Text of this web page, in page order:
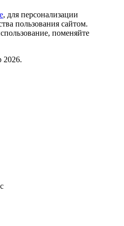
, для персонализации
пользования сайтом.
поменяйте
2026.